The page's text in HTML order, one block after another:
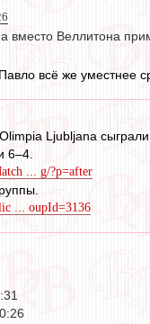
вместо Веллитона
всё же уместнее
Ljubljana сыграли
6–4.
... g/?p=after
... oupId=3136